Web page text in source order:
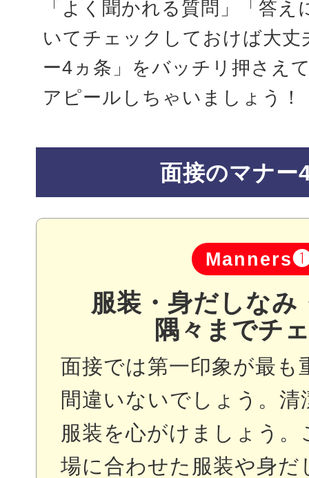
「よく聞かれる質問」「答
いてチェックしておけば大丈
ー4ヵ条」をバッチリ押さえ
アピールしちゃいましょう！
面接のマナー
服装・身だしなみ
隅々までチ
面接では第一印象が最も
間違いないでしょう。清
服装を心がけましょう
場に合わせた服装や身だ